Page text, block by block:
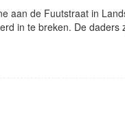
aan de Fuutstraat in
in te breken. De daders